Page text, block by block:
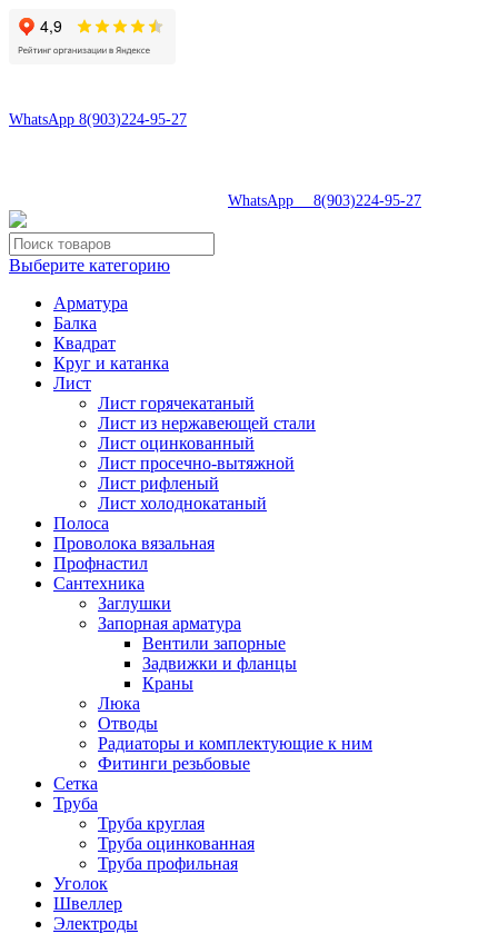
WhatsApp 8(903)224-95-27
WhatsApp 8(903)224-95-27
Выберите категорию
Арматура
Балка
Квадрат
Круг и катанка
Лист
Лист горячекатаный
Лист из нержавеющей стали
Лист оцинкованный
Лист просечно-вытяжной
Лист рифленый
Лист холоднокатаный
Полоса
Проволока вязальная
Профнастил
Сантехника
Заглушки
Запорная арматура
Вентили запорные
Задвижки и фланцы
Краны
Люка
Отводы
Радиаторы и комплектующие к ним
Фитинги резьбовые
Сетка
Труба
Труба круглая
Труба оцинкованная
Труба профильная
Уголок
Швеллер
Электроды